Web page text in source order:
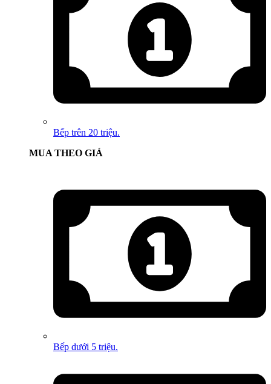
Bếp trên 20 triệu.
MUA THEO GIÁ
Bếp dưới 5 triệu.